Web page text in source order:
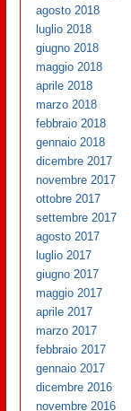
agosto 2018
luglio 2018
giugno 2018
maggio 2018
aprile 2018
marzo 2018
febbraio 2018
gennaio 2018
dicembre 2017
novembre 2017
ottobre 2017
settembre 2017
agosto 2017
luglio 2017
giugno 2017
maggio 2017
aprile 2017
marzo 2017
febbraio 2017
gennaio 2017
dicembre 2016
novembre 2016